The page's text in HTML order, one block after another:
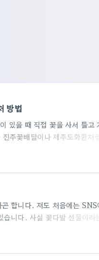
방법
있을 때 직접 꽃을 사서 들고
주꽃배달이나 제주도화환처럼
가맹 회원사나 현지 화원에 수
수수료가 발생하기 때문에
는 구조적 한계가…
합니다. 저도 처음에는 SNS
니다. 사실 꽃다발 선물이라
리 사라지곤 하죠. 가격과 선
원 정도는 예상해야 합니다. '